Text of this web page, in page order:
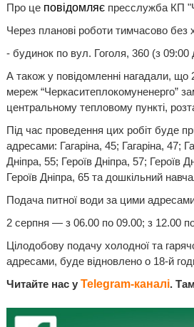
Про це повідомляє пресслужба КП
Через планові роботи тимчасово без
- будинок по вул. Гоголя, 360 (з 09:00
А також у повідомленні нагадали,
мереж “Черкаситеплокомуненерго”
центральному тепловому пункті,
Під час проведення цих робіт буде
адресами: Гагаріна, 45; Гагаріна, 47;
Дніпра, 55; Героїв Дніпра, 57; Героїв
Героїв Дніпра, 65 та дошкільний
Подача питної води за цими
2 серпня — з 06.00 по 09.00; з 12.00
Цілодобову подачу холодної та
адресами, буде відновлено о 18-й
Читайте нас у Telegram-каналі.